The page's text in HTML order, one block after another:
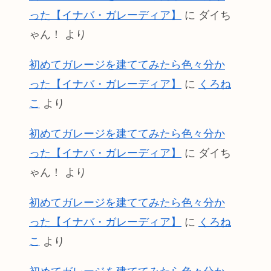
った【イナバ・ガレーディア】
に ダイち
ゃん！
より
初めてガレージを建ててみたら色々分か
った【イナバ・ガレーディア】
に くろね
こ より
初めてガレージを建ててみたら色々分か
った【イナバ・ガレーディア】
に ダイち
ゃん！
より
初めてガレージを建ててみたら色々分か
った【イナバ・ガレーディア】
に くろね
こ より